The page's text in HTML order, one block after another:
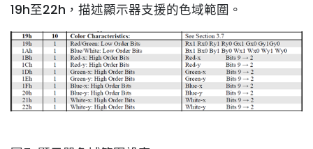
19h至22h，描述顯示器支援的色域範圍。